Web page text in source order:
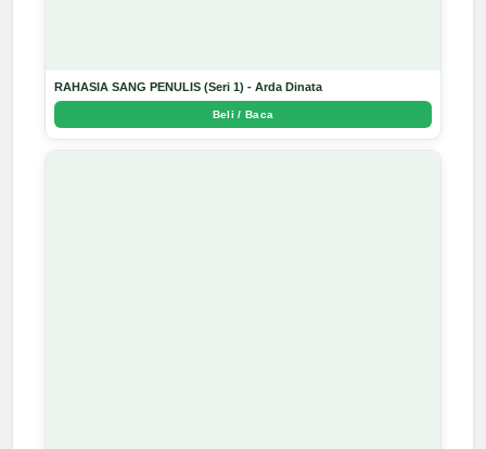
RAHASIA SANG PENULIS (Seri 1) - Arda Dinata
Beli / Baca